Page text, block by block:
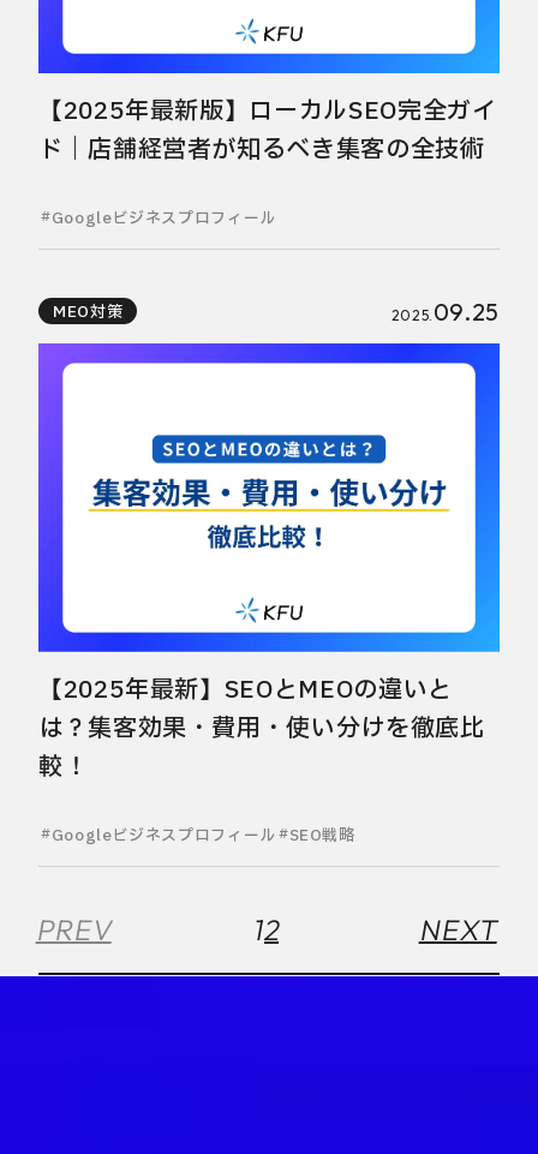
【2025年最新版】ローカルSEO完全ガイ
ド｜店舗経営者が知るべき集客の全技術
Googleビジネスプロフィール
MEO対策 2025. 09.25
【2025年最新】SEOとMEOの違いと
は？集客効果・費用・使い分けを徹底比
較！
Googleビジネスプロフィール SEO戦略
PREV 12 NEXT